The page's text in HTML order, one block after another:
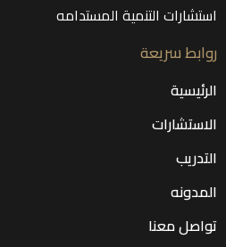
استشارات التنمية المستدامه
روابط سريعة
الرئيسية
الاستشارات
التدريب
المدونه
تواصل معنا